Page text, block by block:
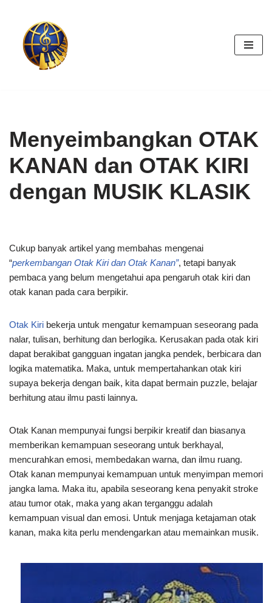
Skip
content
Menyeimbangkan OTAK
KANAN dan OTAK KIRI
dengan MUSIK KLASIK
Cukup banyak artikel yang membahas mengenai
“perkembangan Otak Kiri dan Otak Kanan”, tetapi banyak
pembaca yang belum mengetahui apa pengaruh otak kiri dan
otak kanan pada cara berpikir.
Otak Kiri bekerja untuk mengatur kemampuan seseorang pada
nalar, tulisan, berhitung dan berlogika. Kerusakan pada otak kiri
dapat berakibat gangguan ingatan jangka pendek, berbicara dan
logika matematika. Maka, untuk mempertahankan otak kiri
supaya bekerja dengan baik, kita dapat bermain puzzle, belajar
berhitung atau ilmu pasti lainnya.
Otak Kanan mempunyai fungsi berpikir kreatif dan biasanya
memberikan kemampuan seseorang untuk berkhayal,
mencurahkan emosi, membedakan warna, dan ilmu ruang.
Otak kanan mempunyai kemampuan untuk menyimpan memori
jangka lama. Maka itu, apabila seseorang kena penyakit stroke
atau tumor otak, maka yang akan terganggu adalah
kemampuan visual dan emosi. Untuk menjaga ketajaman otak
kanan, maka kita perlu mendengarkan atau memainkan musik.